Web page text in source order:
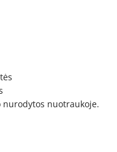
nuotraukoje.